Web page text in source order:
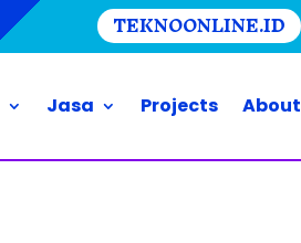
TEKNOONLINE.ID
Jasa Projects About